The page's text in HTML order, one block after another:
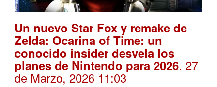
Un nuevo Star Fox y remake de
Zelda: Ocarina of Time: un
conocido insider desvela los
planes de Nintendo para 2026. 27
de Marzo, 2026 11:03